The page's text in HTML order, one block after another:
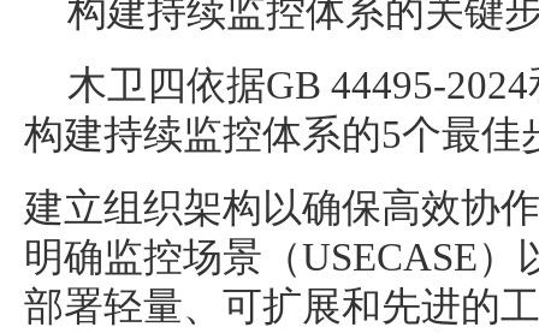
构建持续监控体系的关键
木卫四依据GB 44495-
构建持续监控体系的5个最佳
建立组织架构以确保高效协
明确监控场景（USECASE）
部署轻量、可扩展和先进的